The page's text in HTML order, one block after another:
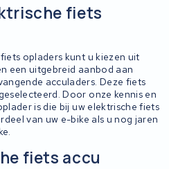
fiets
opladers kunt u kiezen uit
een uitgebreid aanbod aan
acculaders. Deze fiets
Door onze kennis en
is die bij uw elektrische fiets
van uw e-bike als u nog jaren
fiets accu